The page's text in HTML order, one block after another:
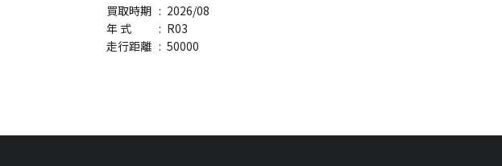
買取時期 : 2026/08
年 式
: R03
走行距離 : 50000